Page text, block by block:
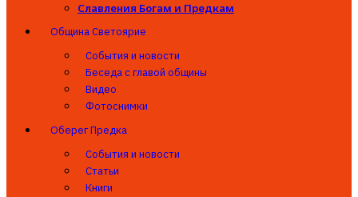
Славления Богам и Предкам
Община Светоярие
События и новости
Беседа с главой общины
Видео
Фотоснимки
Оберег Предка
События и новости
Статьи
Книги